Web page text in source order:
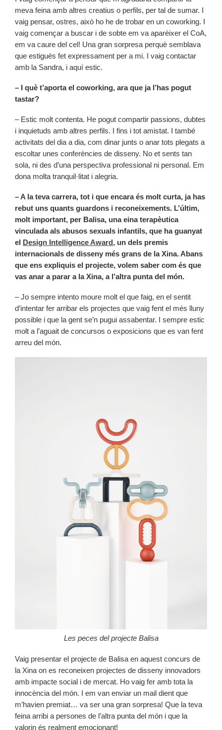
meva feina amb altres creatius o perfils, per tal de sumar. I
vaig pensar, ostres, això ho he de trobar en un coworking. I
vaig començar a buscar i de sobte em va aparèixer el CoA,
em va caure del cel! Una gran sorpresa perquè semblava
que estigués fet expressament per a mi. I vaig contactar
amb la Sandra, i aquí estic.
– I què t’aporta el coworking, ara que ja l’has pogut
tastar?
– Estic molt contenta. He pogut compartir passions, dubtes
i inquietuds amb altres perfils. I fins i tot amistat. I també
activitats del dia a dia, com dinar junts o anar tots plegats a
escoltar unes conferències de disseny. No et sents tan
sola, ni des d’una perspectiva professional ni personal. Em
dona molta tranquil·litat i alegria.
– A la teva carrera, tot i que encara és molt curta, ja has
rebut uns quants guardons i reconeixements. L’últim,
molt important, per Balisa, una eina terapèutica
vinculada als abusos sexuals infantils, que ha guanyat
el Design Intelligence Award, un dels premis
internacionals de disseny més grans de la Xina. Abans
que ens expliquis el projecte, volem saber com és que
vas anar a parar a la Xina, a l’altra punta del món.
– Jo sempre intento moure molt el que faig, en el sentit
d’intentar fer arribar els projectes que vaig fent el més lluny
possible i que la gent se’n pugui assabentar. I sempre estic
molt a l’aguait de concursos o exposicions que es van fent
arreu del món.
Les peces del projecte Balisa
Vaig presentar el projecte de Balisa en aquest concurs de
la Xina on es reconeixen projectes de disseny innovadors
amb impacte social i de mercat. Ho vaig fer amb tota la
innocència del món. I em van enviar un mail dient que
m’havien premiat… va ser una gran sorpresa! Que la teva
feina arribi a persones de l’altra punta del món i que la
valorin és realment emocionant!